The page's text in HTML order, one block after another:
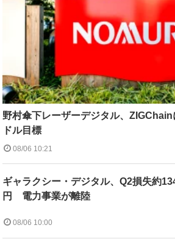
野村傘下レーザーデジタル、
ドル目標
08/06 10:21
ギャラクシー・デジタル、Q2損失約
円 電力事業が離陸
08/06 10:00